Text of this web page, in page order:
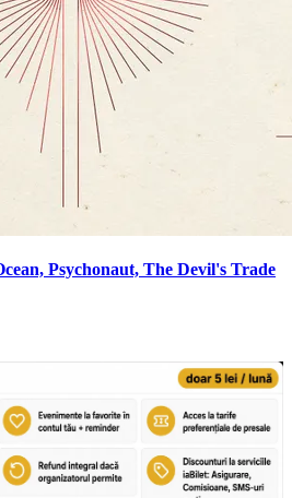
Psychonaut, The Devil's Trade